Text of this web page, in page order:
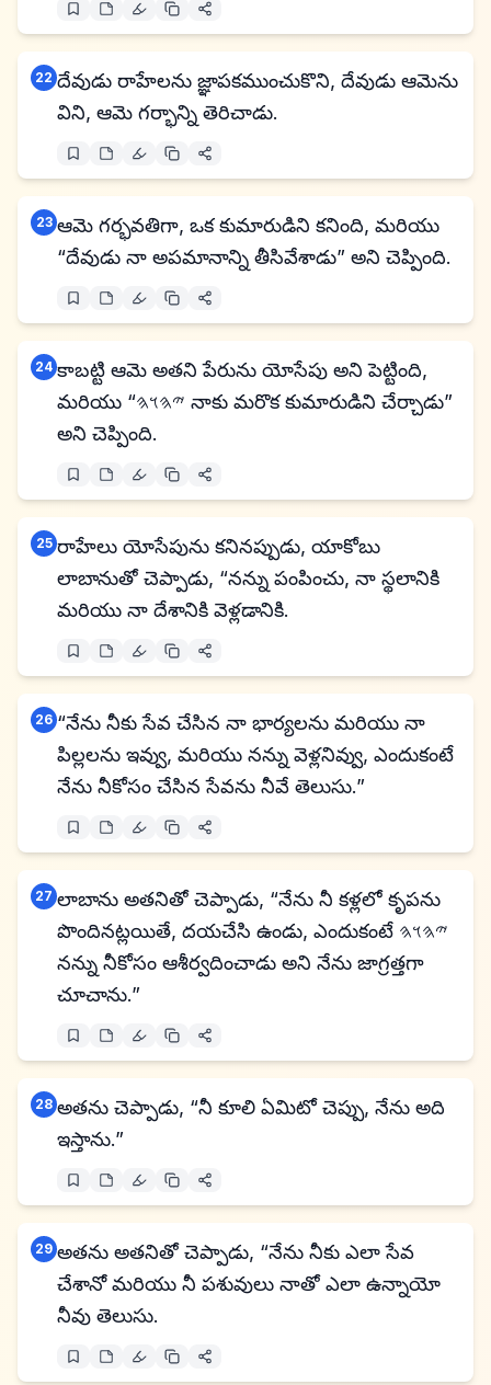
22 దేవుడు రాహేలను జ్ఞాపకముంచుకొని, దేవుడు ఆమెను
విని, ఆమె గర్భాన్ని తెరిచాడు.
23 ఆమె గర్భవతిగా, ఒక కుమారుడిని కనింది, మరియు
“దేవుడు నా అపమానాన్ని తీసివేశాడు” అని చెప్పింది.
24 కాబట్టి ఆమె అతని పేరును యోసేపు అని పెట్టింది,
మరియు “𐤉𐤄𐤅𐤄 నాకు మరొక కుమారుడిని చేర్చాడు”
అని చెప్పింది.
25 రాహేలు యోసేపును కనినప్పుడు, యాకోబు
లాబానుతో చెప్పాడు, “నన్ను పంపించు, నా స్థలానికి
మరియు నా దేశానికి వెళ్లడానికి.
26 “నేను నీకు సేవ చేసిన నా భార్యలను మరియు నా
పిల్లలను ఇవ్వు, మరియు నన్ను వెళ్లనివ్వు, ఎందుకంటే
నేను నీకోసం చేసిన సేవను నీవే తెలుసు.”
27 లాబాను అతనితో చెప్పాడు, “నేను నీ కళ్లలో కృపను
పొందినట్లయితే, దయచేసి ఉండు, ఎందుకంటే 𐤉𐤄𐤅𐤄
నన్ను నీకోసం ఆశీర్వదించాడు అని నేను జాగ్రత్తగా
చూచాను.”
28 అతను చెప్పాడు, “నీ కూలి ఏమిటో చెప్పు, నేను అది
ఇస్తాను.”
29 అతను అతనితో చెప్పాడు, “నేను నీకు ఎలా సేవ
చేశానో మరియు నీ పశువులు నాతో ఎలా ఉన్నాయో
నీవు తెలుసు.